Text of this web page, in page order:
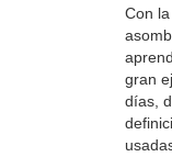
Con
gran
días,